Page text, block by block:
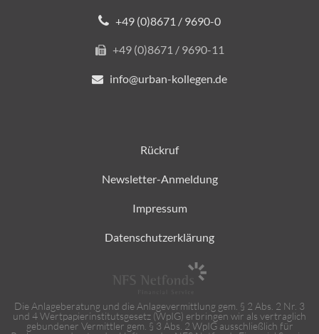
+49 (0)8671 / 9690-0
+49 (0)8671 / 9690-11
info@urban-kollegen.de
Rückruf
Newsletter-Anmeldung
Impressum
Datenschutzerklärung
Die Anlageberatung und die Anlagevermittlung gem. § 2 Abs. 2 Nr. 3
und 4 Wertpapierinstitutsgesetz (WpIG) erbringen wir als vertraglich
gebundener Vermittler gem. § 3 Abs. 2 WpIG ausschließlich für